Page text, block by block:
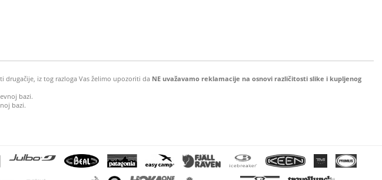
iz tog razloga Vas želimo upozoriti da NE uvažavamo reklamacije na osnovi različitosti slike i kupljenog
bazi.
bazi.